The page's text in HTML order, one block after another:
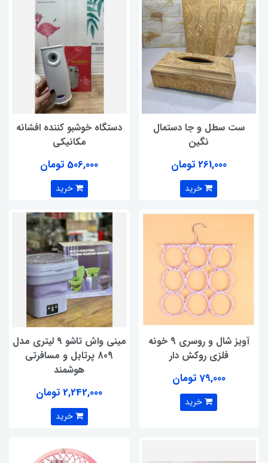
ست سطل و جا دستمال
نگین
261,000 تومان
خرید
دستگاه خوشبو کننده افشانه
مکانیکی
506,000 تومان
خرید
آویز شال و روسری 9 خونه
فلزی روکش دار
79,000 تومان
خرید
مینی واش تاشو ۹ لیتری مدل
809 پرتابل و مسافرتی
هوشمند
2,242,000 تومان
خرید